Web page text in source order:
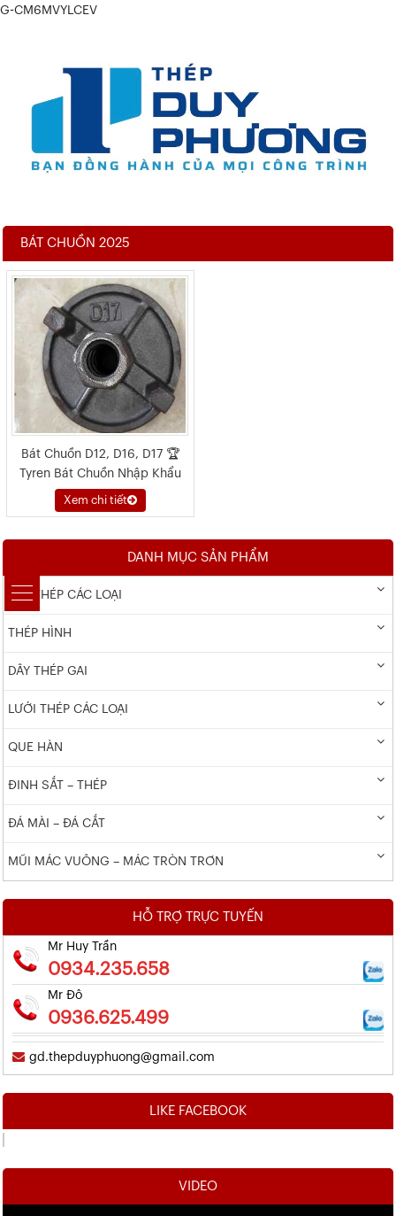
G-CM6MVYLCEV
BÁT CHUỒN 2025
Bát Chuồn D12, D16, D17 🏆
Tyren Bát Chuồn Nhập Khẩu
2026
Xem chi tiết
DANH MỤC SẢN PHẨM
DÂY THÉP CÁC LOẠI
THÉP HÌNH
DÂY THÉP GAI
LƯỚI THÉP CÁC LOẠI
QUE HÀN
ĐINH SẮT – THÉP
ĐÁ MÀI – ĐÁ CẮT
MŨI MÁC VUÔNG – MÁC TRÒN TRƠN
HỖ TRỢ TRỰC TUYẾN
Mr Huy Trần
0934.235.658
Mr Đô
0936.625.499
gd.thepduyphuong@gmail.com
LIKE FACEBOOK
VIDEO